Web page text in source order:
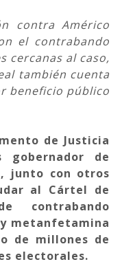
contra Américo
el contrabando
cercanas al caso,
también cuenta
beneficio público
de Justicia
gobernador de
junto con otros
al Cártel de
contrabando
metanfetamina
de millones de
electorales.